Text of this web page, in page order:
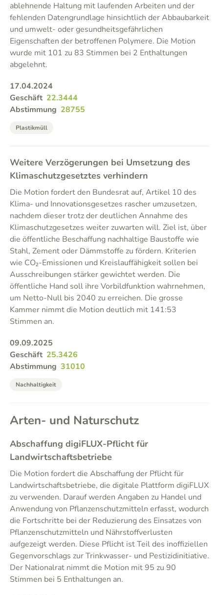
ablehnende Haltung mit laufenden Arbeiten und der
fehlenden Datengrundlage hinsichtlich der Abbaubarkeit
und umwelt- oder gesundheitsgefährlichen
Eigenschaften der betroffenen Polymere. Die Motion
wurde mit 101 zu 83 Stimmen bei 2 Enthaltungen
abgelehnt.
17.04.2024
Geschäft 22.3444
Abstimmung 28755
Plastikmüll
Weitere Verzögerungen bei Umsetzung des
Klimaschutzgesetztes verhindern
Die Motion fordert den Bundesrat auf, Artikel 10 des
Klima- und Innovationsgesetzes rascher umzusetzen,
nachdem dieser trotz der deutlichen Annahme des
Klimaschutzgesetzes weiter zuwarten will. Ziel ist, über
die öffentliche Beschaffung nachhaltige Baustoffe wie
Stahl, Zement oder Dämmstoffe zu fördern. Kriterien
wie CO₂-Emissionen und Kreislauffähigkeit sollen bei
Ausschreibungen stärker gewichtet werden. Die
öffentliche Hand soll ihre Vorbildfunktion wahrnehmen,
um Netto-Null bis 2040 zu erreichen. Die grosse
Kammer nimmt die Motion deutlich mit 141:53
Stimmen an.
09.09.2025
Geschäft 25.3426
Abstimmung 31010
Nachhaltigkeit
Arten- und Naturschutz
Abschaffung digiFLUX-Pflicht für
Landwirtschaftsbetriebe
Die Motion fordert die Abschaffung der Pflicht für
Landwirtschaftsbetriebe, die digitale Plattform digiFLUX
zu verwenden. Darauf werden Angaben zu Handel und
Anwendung von Pflanzenschutzmitteln erfasst, wodurch
die Fortschritte bei der Reduzierung des Einsatzes von
Pflanzenschutzmitteln und Nährstoffverlusten
aufgezeigt werden. Diese Pflicht ist Teil des inoffiziellen
Gegenvorschlags zur Trinkwasser- und Pestizidinitiative.
Der Nationalrat nimmt die Motion mit 95 zu 90
Stimmen bei 5 Enthaltungen an.